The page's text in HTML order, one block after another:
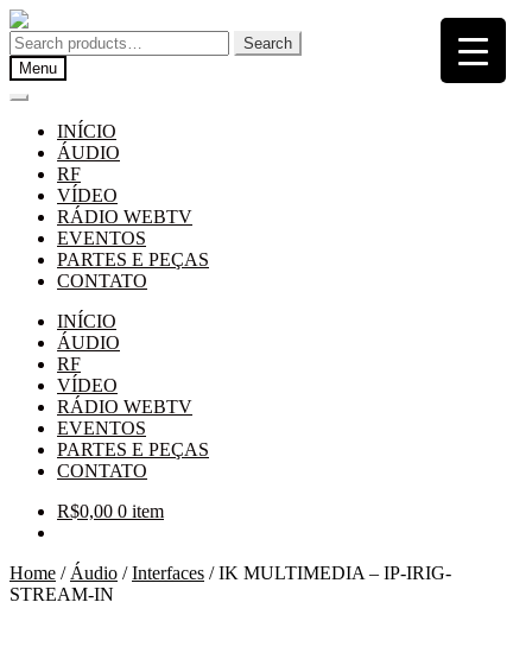
Pular
para
navegação
Pular
para
o
conteúdo
Search
for:
Search
Menu
INÍCIO
ÁUDIO
RF
VÍDEO
RÁDIO WEBTV
EVENTOS
PARTES E PEÇAS
CONTATO
INÍCIO
ÁUDIO
RF
VÍDEO
RÁDIO WEBTV
EVENTOS
PARTES E PEÇAS
CONTATO
R$0,00 0 item
Home / Áudio /Interfaces /IK MULTIMEDIA – IP-IRIG-
STREAM-IN